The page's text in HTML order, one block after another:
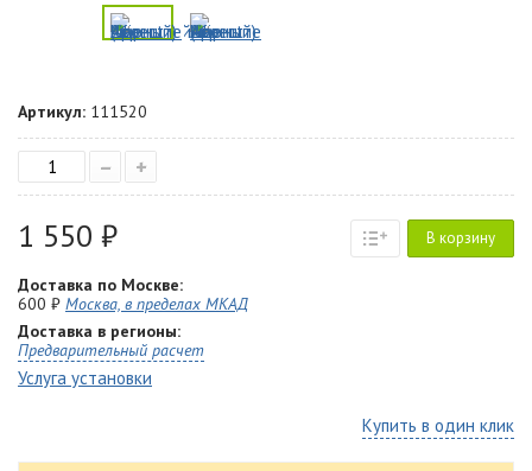
Артикул: 111520
– +
1 550 ₽ В корзину
Доставка по Москве:
600 ₽ Москва, в пределах МКАД
Доставка в регионы:
Предварительный расчет
Услуга установки
Купить в один клик